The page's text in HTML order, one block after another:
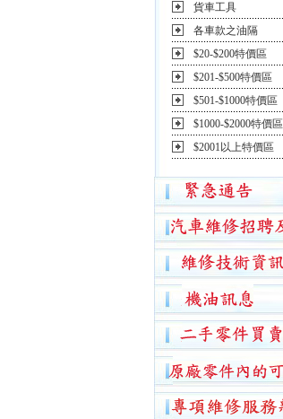
貨車工具
各車款之油隔
$20-$200特價區
$201-$500特價區
$501-$1000特價區
$1000-$2000特價區
$2001以上特價區